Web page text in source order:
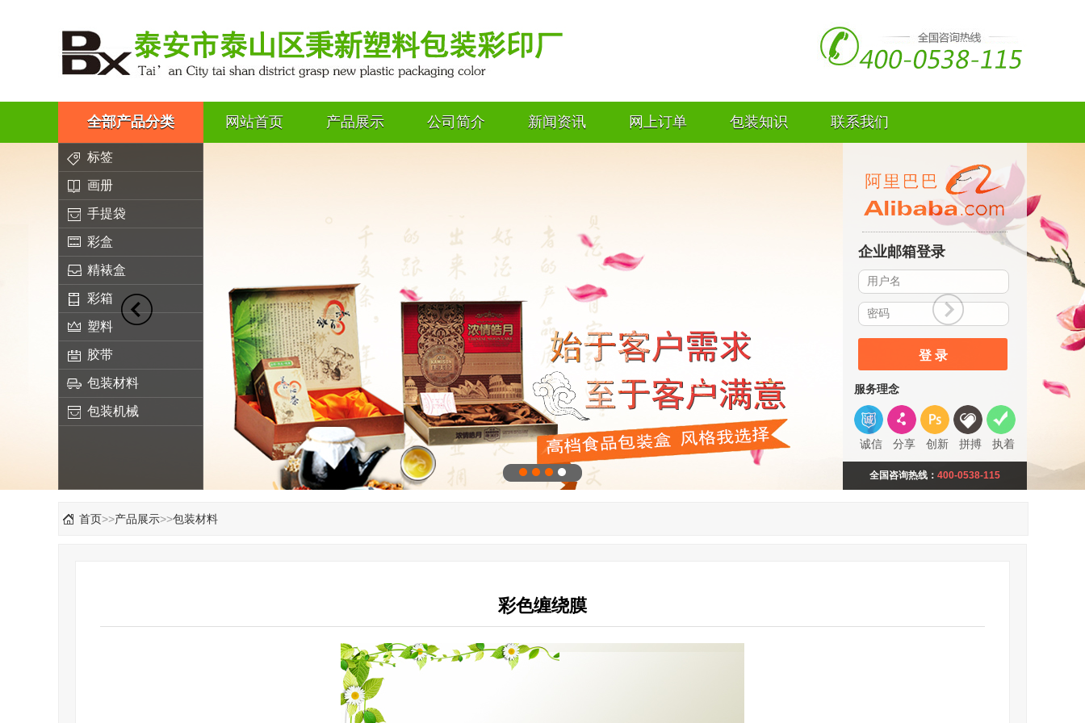
全部产品分类 网站首页 产品展示 公司简介 新闻资讯 网上订单 包装知识 联系我们
标签
画册
手提袋
彩盒
精裱盒
彩箱
塑料
胶带
包装材料
包装机械
企业邮箱登录
登 录
服务理念
诚信 分享 创新 拼搏 执着
全国咨询热线： 400-0538-115
首页>>产品展示>>包装材料
彩色缠绕膜